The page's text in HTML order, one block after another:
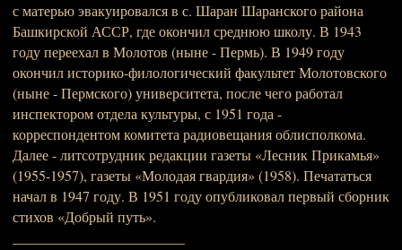
с матерью эвакуировался в с. Шаран Шаранского района
Башкирской АССР, где окончил среднюю школу. В 1943
году переехал в Молотов (ныне - Пермь). В 1949 году
окончил историко-филологический факультет Молотовского
(ныне - Пермского) университета, после чего работал
инспектором отдела культуры, с 1951 года -
корреспондентом комитета радиовещания облисполкома.
Далее - литсотрудник редакции газеты «Лесник Прикамья»
(1955-1957), газеты «Молодая гвардия» (1958). Печататься
начал в 1947 году. В 1951 году опубликовал первый сборник
стихов «Добрый путь».